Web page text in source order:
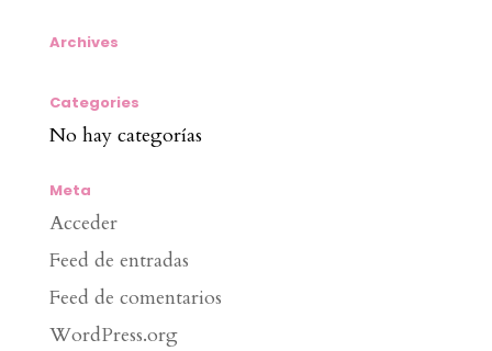
Archives
Categories
No hay categorías
Meta
Acceder
Feed de entradas
Feed de comentarios
WordPress.org